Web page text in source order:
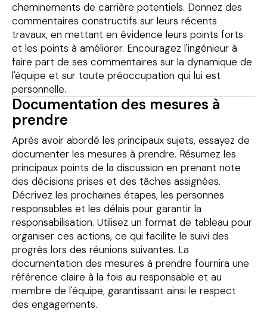
cheminements de carrière potentiels. Donnez des
commentaires constructifs sur leurs récents
travaux, en mettant en évidence leurs points forts
et les points à améliorer. Encouragez l'ingénieur à
faire part de ses commentaires sur la dynamique de
l'équipe et sur toute préoccupation qui lui est
personnelle.
Documentation des mesures à
prendre
Après avoir abordé les principaux sujets, essayez de
documenter les mesures à prendre. Résumez les
principaux points de la discussion en prenant note
des décisions prises et des tâches assignées.
Décrivez les prochaines étapes, les personnes
responsables et les délais pour garantir la
responsabilisation. Utilisez un format de tableau pour
organiser ces actions, ce qui facilite le suivi des
progrès lors des réunions suivantes. La
documentation des mesures à prendre fournira une
référence claire à la fois au responsable et au
membre de l'équipe, garantissant ainsi le respect
des engagements.